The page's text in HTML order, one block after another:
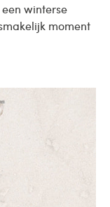
winterse
moment